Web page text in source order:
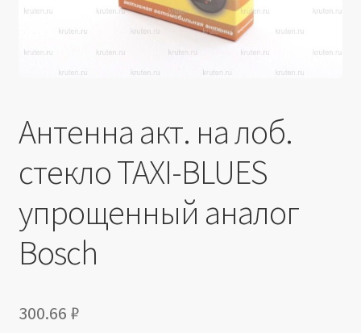
Антенна акт. на лоб.
стекло TAXI-BLUES
упрощенный аналог
Bosch
300.66 ₽